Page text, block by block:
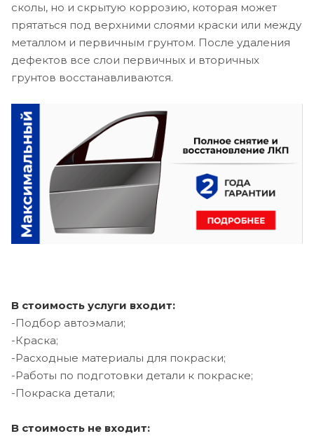
сколы, но и скрытую коррозию, которая может
прятаться под верхними слоями краски или между
металлом и первичным грунтом. После удаления
дефектов все слои первичных и вторичных
грунтов восстанавливаются.
В стоимость услуги входит:
-Подбор автоэмали;
-Краска;
-Расходные материалы для покраски;
-Работы по подготовки детали к покраске;
-Покраска детали;
В стоимость не входит: